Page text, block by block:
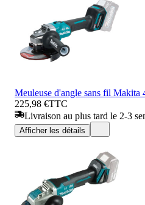
Meuleuse d'angle sans fil
225,98 €TTC
Livraison au plus tard le 2-3
Afficher les détails